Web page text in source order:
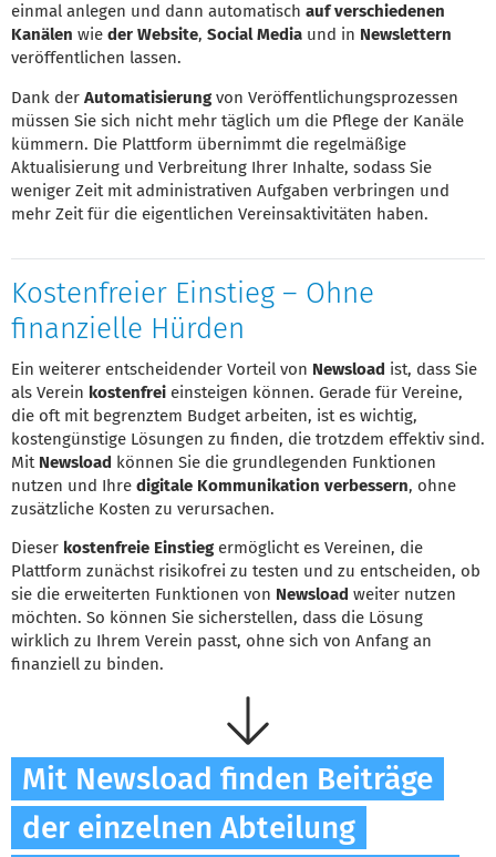
einmal anlegen und dann automatisch auf verschiedenen
Kanälen wie der Website, Social Media und in Newslettern
veröffentlichen lassen.
Dank der Automatisierungvon Veröffentlichungsprozessen
müssen Sie sich nicht mehr täglich um die Pflege der Kanäle
kümmern. Die Plattform übernimmt die regelmäßige
Aktualisierung und Verbreitung Ihrer Inhalte, sodass Sie
weniger Zeit mit administrativen Aufgaben verbringen und
mehr Zeit für die eigentlichen Vereinsaktivitäten haben.
Kostenfreier Einstieg – Ohne
finanzielle Hürden
Ein weiterer entscheidender Vorteil von Newsload ist, dass Sie
als Verein kostenfrei einsteigen können. Gerade für Vereine,
die oft mit begrenztem Budget arbeiten, ist es wichtig,
kostengünstige Lösungen zu finden, die trotzdem effektiv sind.
Mit Newsload können Sie die grundlegenden Funktionen
nutzen und Ihre digitale Kommunikation verbessern, ohne
zusätzliche Kosten zu verursachen.
Dieser kostenfreie Einstiegermöglicht es Vereinen, die
Plattform zunächst risikofrei zu testen und zu entscheiden, ob
sie die erweiterten Funktionen von Newsload weiter nutzen
möchten. So können Sie sicherstellen, dass die Lösung
wirklich zu Ihrem Verein passt, ohne sich von Anfang an
finanziell zu binden.
Mit Newsload finden Beiträge
der einzelnen Abteilung